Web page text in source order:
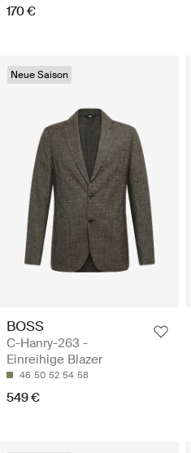
170 €
Neue Saison
BOSS
C-Hanry-263 -
Einreihige Blazer
46 50 52 54 58
549 €